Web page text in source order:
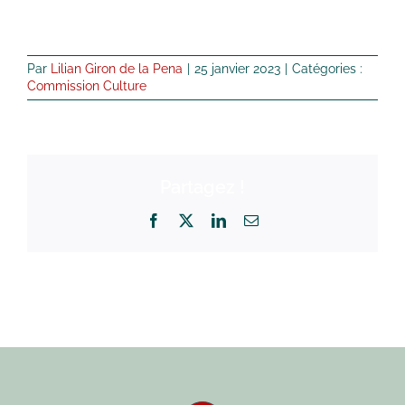
Par Lilian Giron de la Pena 25 janvier 2023
Catégories :
Commission Culture
Facebook LinkedInEmail